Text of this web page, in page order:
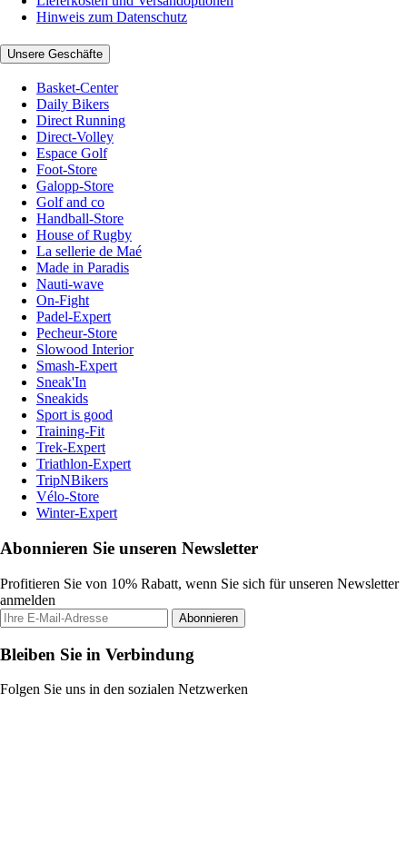
Hinweis zum Datenschutz
Unsere Geschäfte
Basket-Center
Daily Bikers
Direct Running
Direct-Volley
Espace Golf
Foot-Store
Galopp-Store
Golf and co
Handball-Store
House of Rugby
La sellerie de Maé
Made in Paradis
Nauti-wave
On-Fight
Padel-Expert
Pecheur-Store
Slowood Interior
Smash-Expert
Sneak'In
Sneakids
Sport is good
Training-Fit
Trek-Expert
Triathlon-Expert
TripNBikers
Vélo-Store
Winter-Expert
Abonnieren Sie unseren Newsletter
Profitieren Sie von 10% Rabatt, wenn Sie sich für unseren Newsletter
anmelden
Abonnieren
Bleiben Sie in Verbindung
Folgen Sie uns in den sozialen Netzwerken